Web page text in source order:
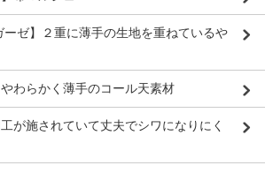
ゼ】２重に薄手の生地を重ねているや
わらかく薄手のコール天素材
が施されていて丈夫でシワになりにく